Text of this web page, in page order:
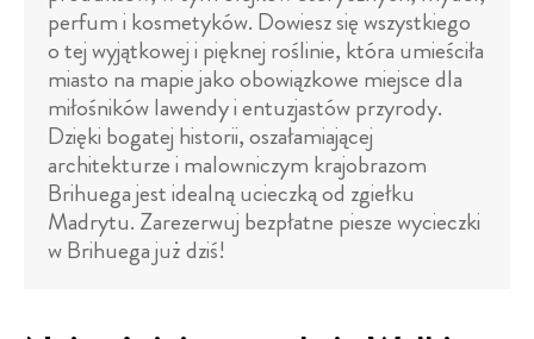
perfum i kosmetyków. Dowiesz się wszystkiego
o tej wyjątkowej i pięknej roślinie, która umieściła
miasto na mapie jako obowiązkowe miejsce dla
miłośników lawendy i entuzjastów przyrody.
Dzięki bogatej historii, oszałamiającej
architekturze i malowniczym krajobrazom
Brihuega jest idealną ucieczką od zgiełku
Madrytu. Zarezerwuj bezpłatne piesze wycieczki
w Brihuega już dziś!